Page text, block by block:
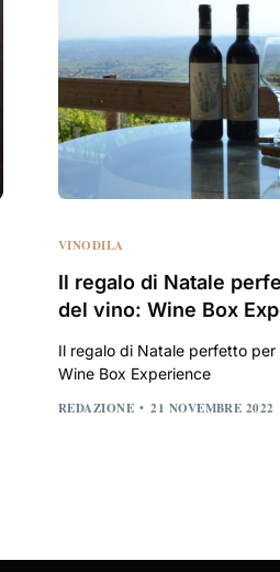
VINODILA
Il regalo di Natale
del vino: Wine Box
Il regalo di Natale perfetto per
Wine Box Experience
REDAZIONE 21 NOVEMBRE 2022